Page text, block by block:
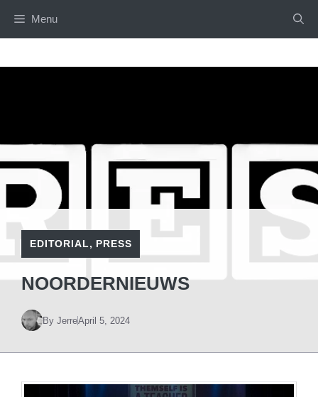
Menu
EDITORIAL, PRESS
NOORDERNIEUWS
By JerreApril 5, 2024